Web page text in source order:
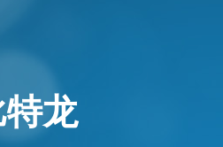
特龙